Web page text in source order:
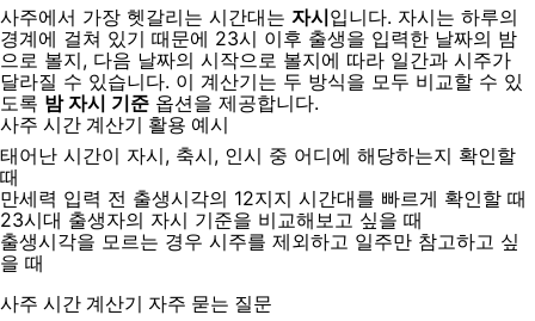
사주에서 가장 헷갈리는 시간대는 자시입니다. 자시는 하루의
경계에 걸쳐 있기 때문에 23시 이후 출생을 입력한 날짜의 밤
으로 볼지, 다음 날짜의 시작으로 볼지에 따라 일간과 시주가
달라질 수 있습니다. 이 계산기는 두 방식을 모두 비교할 수 있
도록 밤 자시 기준 옵션을 제공합니다.
사주 시간 계산기 활용 예시
태어난 시간이 자시, 축시, 인시 중 어디에 해당하는지 확인할
때
만세력 입력 전 출생시각의 12지지 시간대를 빠르게 확인할 때
23시대 출생자의 자시 기준을 비교해보고 싶을 때
출생시각을 모르는 경우 시주를 제외하고 일주만 참고하고 싶
을 때
사주 시간 계산기 자주 묻는 질문